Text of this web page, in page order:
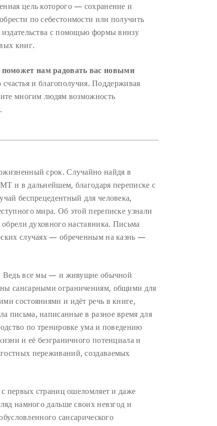
цель которого — сохранение и
по себестоимости или получить
с помощью формы внизу
книг.
нам радовать вас новыми
и благополучия. Поддерживая
многим людям возможность
срок. Случайно найдя в
и в дальнейшем, благодаря переписке с
беспрецедентный для человека,
мира. Об этой переписке узнали
духовного наставника. Письма
случаях — обреченным на казнь —
Ведь все мы — и живущие обычной
сансарными ограничениям, общими для
состояниями и идёт речь в книге,
письма, написанные в разное время для
по тренировке ума и поведению
и её безграничного потенциала и
переживаний, создаваемых
первых страниц ошеломляет и даже
намного дальше своих невзгод и
сансарического